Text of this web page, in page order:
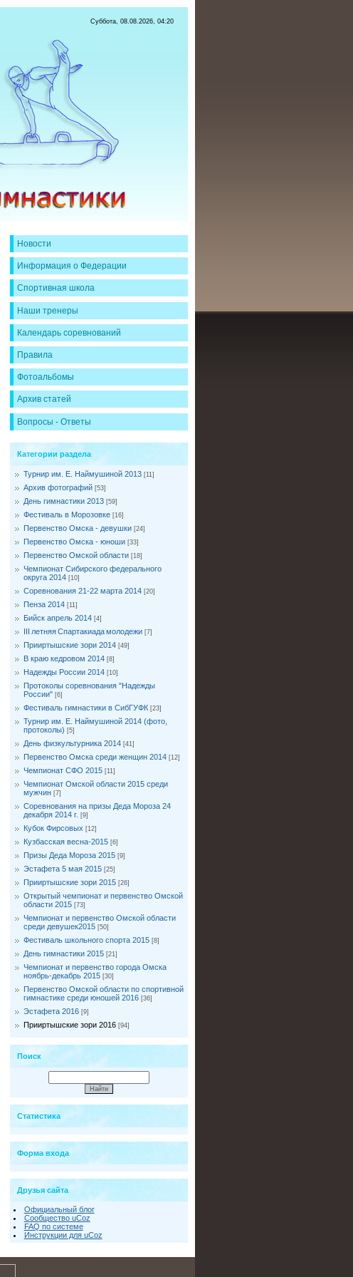
Суббота, 08.08.2026, 04:20
Новости
Информация о Федерации
Спортивная школа
Наши тренеры
Календарь соревнований
Правила
Фотоальбомы
Архив статей
Вопросы - Ответы
Категории раздела
Турнир им. Е. Наймушиной 2013 [11]
Архив фотографий [53]
День гимнастики 2013 [59]
Фестиваль в Морозовке [16]
Первенство Омска - девушки [24]
Первенство Омска - юноши [33]
Первенство Омской области [18]
Чемпионат Сибирского федерального
округа 2014 [10]
Соревнования 21-22 марта 2014 [20]
Пенза 2014 [11]
Бийск апрель 2014 [4]
III летняя Спартакиада молодежи [7]
Прииртышские зори 2014 [49]
В краю кедровом 2014 [8]
Надежды России 2014 [10]
Протоколы соревнования "Надежды
России" [6]
Фестиваль гимнастики в СибГУФК [23]
Турнир им. Е. Наймушиной 2014 (фото,
протоколы) [5]
День физкультурника 2014 [41]
Первенство Омска среди женщин 2014 [12]
Чемпионат СФО 2015 [11]
Чемпионат Омской области 2015 среди
мужчин [7]
Соревнования на призы Деда Мороза 24
декабря 2014 г. [9]
Кубок Фирсовых [12]
Кузбасская весна-2015 [6]
Призы Деда Мороза 2015 [9]
Эстафета 5 мая 2015 [25]
Прииртышские зори 2015 [26]
Открытый чемпионат и первенство Омской
области 2015 [73]
Чемпионат и первенство Омской области
среди девушек2015 [50]
Фестиваль школьного спорта 2015 [8]
День гимнастики 2015 [21]
Чемпионат и первенство города Омска
ноябрь-декабрь 2015 [30]
Первенство Омской области по спортивной
гимнастике среди юношей 2016 [36]
Эстафета 2016 [9]
Прииртышские зори 2016 [94]
Поиск
Статистика
Форма входа
Друзья сайта
Официальный блог
Сообщество uCoz
FAQ по системе
Инструкции для uCoz